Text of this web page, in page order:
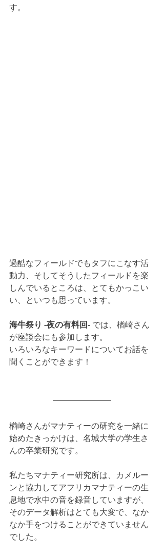
す。
過酷なフィールドでもタフにこなす活
動力、そしてそうしたフィールドを楽
しんでいるところは、とてもかっこい
い、といつも思っています。
海牛祭り -夜の有料回- では、楢崎さん
が座談会にも参加します。
いろいろなキーワードについてお話を
聞くことができます！
楢崎さんがマナティーの研究を一緒に
始めたきっかけは、名城大学の学生さ
んの卒業研究です。
私たちマナティー研究所は、カメルー
ンと協力してアフリカマナティーの生
息地で水中の音を録音していますが、
そのデータ解析はとても大変で、なか
なか手をつけることができていません
でした。